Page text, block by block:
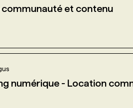
et contenu
numérique - Location